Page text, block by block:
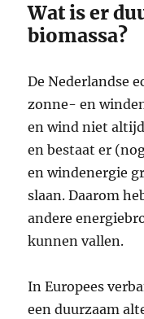
Wat is er
biomassa?
De Nederlandse
zonne- en
en wind niet
en bestaat er
en windenergie
slaan. Daarom
andere
kunnen vallen.
In Europees
een duurzaam